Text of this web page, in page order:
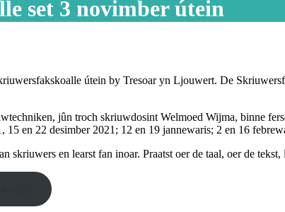
set 3 novimber útein
útein by Tresoar yn Ljouwert. De
jûn troch skriuwdosint Welmoed Wijma, binne
en 22 desimber 2021; 12 en 19 jannewaris; 2 en 16
skriuwers en learst fan inoar. Praatst oer de taal, oer de